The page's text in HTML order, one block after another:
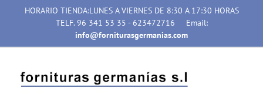
HORARIO TIENDA:LUNES A VIERNES DE 8:30 A 17:30 HORAS
TELF. 96 341 53 35 - 623472716
Email:
info@forniturasgermanias.com